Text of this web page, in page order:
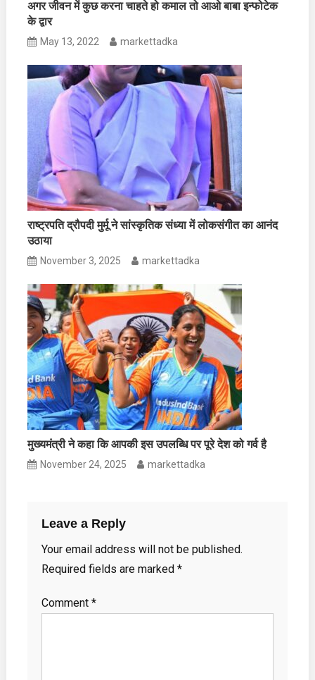
अगर जीवन में कुछ करना चाहते हो कमाल तो आओ बाबा इन्फोटेक
के द्वार
May 13, 2022 markettadka
राष्ट्रपति द्रौपदी मुर्मू ने सांस्कृतिक संध्या में लोकसंगीत का आनंद
उठाया
November 3, 2025 markettadka
मुख्यमंत्री ने कहा कि आपकी इस उपलब्धि पर पूरे देश को गर्व है
November 24, 2025 markettadka
Leave a Reply
Your email address will not be published.
Required fields are marked *
Comment *